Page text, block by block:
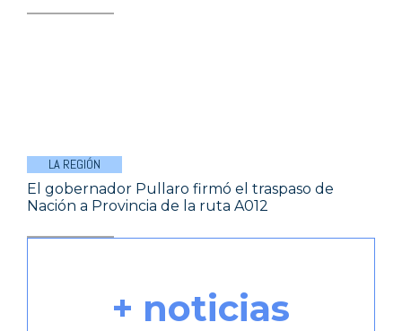
LA REGIÓN
El gobernador Pullaro firmó el traspaso de
Nación a Provincia de la ruta A012
+ noticias